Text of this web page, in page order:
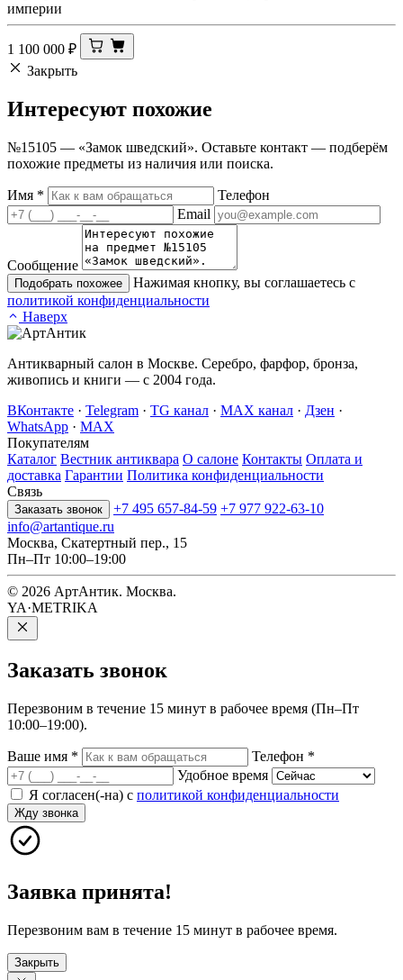
империи
1 100 000 ₽
Закрыть
Интересуют похожие
№15105 — «Замок шведский». Оставьте контакт — подберём
похожие предметы из наличия или поиска.
Имя *
Телефон
Email
Сообщение
Подобрать похожее
Нажимая кнопку, вы соглашаетесь с
политикой конфиденциальности
Наверх
Антикварный салон в Москве. Серебро, фарфор, бронза,
живопись и книги — с 2004 года.
ВКонтакте · Telegram · TG канал · MAX канал · Дзен ·
WhatsApp · MAX
Покупателям
Каталог Вестник антиквара О салоне Контакты Оплата и
доставка Гарантии Политика конфиденциальности
Связь
Заказать звонок +7 495 657-84-59 +7 977 922-63-10
info@artantique.ru
Москва, Скатертный пер., 15
Пн–Пт 10:00–19:00
© 2026 АртАнтик. Москва.
YA·METRIKA
Заказать звонок
Перезвоним в течение 15 минут в рабочее время (Пн–Пт
10:00–19:00).
Ваше имя * Телефон *
Удобное время
Я согласен(-на) с политикой конфиденциальности
Жду звонка
Заявка принята!
Перезвоним вам в течение 15 минут в рабочее время.
Закрыть